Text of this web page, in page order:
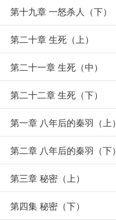
第十九章 一怒杀人（下）
第二十章 生死（上）
第二十一章 生死（中）
第二十二章 生死（下）
第一章 八年后的秦羽（上）
第二章 八年后的秦羽（下）
第三章 秘密（上）
第四集 秘密（下）